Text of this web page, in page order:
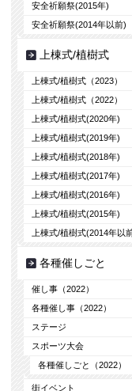
安全祈願祭(2015年)
安全祈願祭(2014年以前)
上棟式/植樹式
上棟式/植樹式（2023）
上棟式/植樹式（2022）
上棟式/植樹式(2020年)
上棟式/植樹式(2019年)
上棟式/植樹式(2018年)
上棟式/植樹式(2017年)
上棟式/植樹式(2016年)
上棟式/植樹式(2015年)
上棟式/植樹式(2014年以
各種催しごと
催し事（2022）
各種催し事（2022）
ステージ
スポーツ大会
各種催しごと（2022）
街イベント